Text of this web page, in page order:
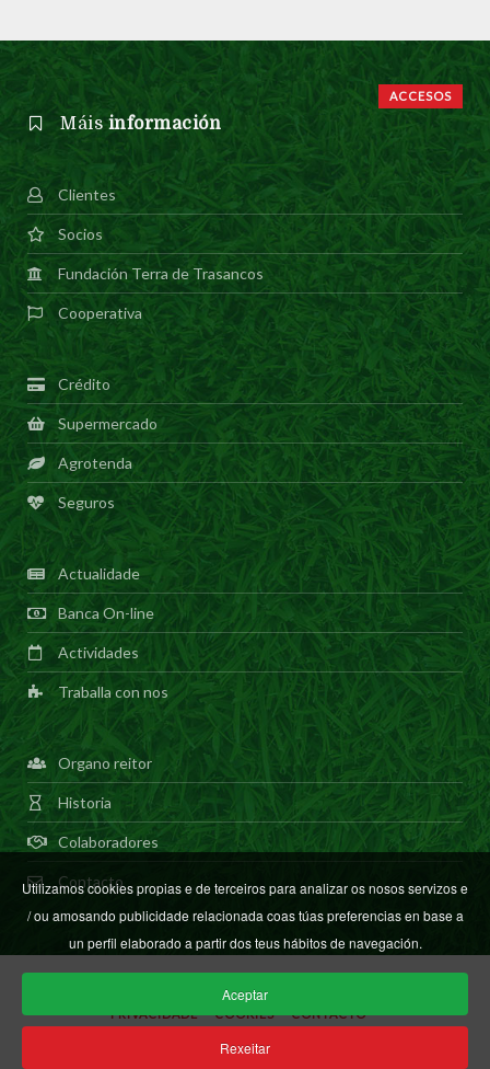
ACCESOS
Máisinformación
Clientes
Socios
Fundación Terra de Trasancos
Cooperativa
Crédito
Supermercado
Agrotenda
Seguros
Actualidade
Banca On-line
Actividades
Traballa con nos
Organo reitor
Historia
Colaboradores
Contacto
PRIVACIDADE COOKIES CONTACTO
Cooperativa O val
Utilizamos cookies propias e de terceiros para analizar os nosos servizos e
/ ou amosando publicidade relacionada coas túas preferencias en base a
un perfil elaborado a partir dos teus hábitos de navegación.
Aceptar
Rexeitar